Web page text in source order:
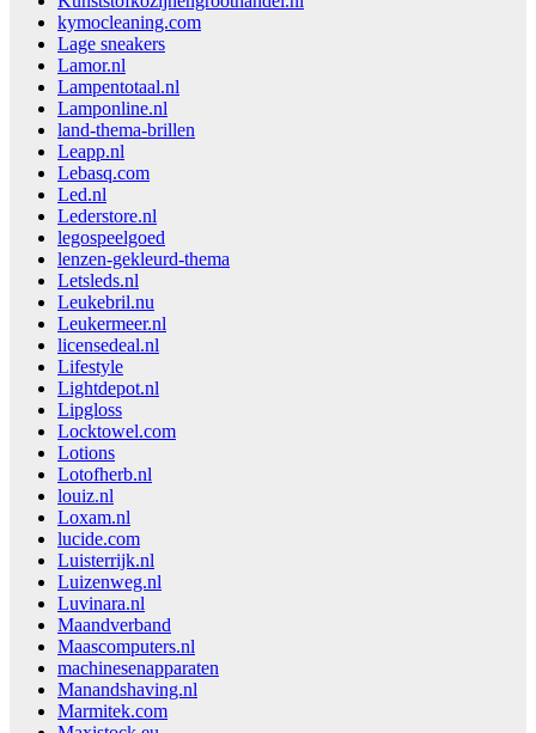
kymocleaning.com
Lage sneakers
Lamor.nl
Lampentotaal.nl
Lamponline.nl
land-thema-brillen
Leapp.nl
Lebasq.com
Led.nl
Lederstore.nl
legospeelgoed
lenzen-gekleurd-thema
Letsleds.nl
Leukebril.nu
Leukermeer.nl
licensedeal.nl
Lifestyle
Lightdepot.nl
Lipgloss
Locktowel.com
Lotions
Lotofherb.nl
louiz.nl
Loxam.nl
lucide.com
Luisterrijk.nl
Luizenweg.nl
Luvinara.nl
Maandverband
Maascomputers.nl
machinesenapparaten
Manandshaving.nl
Marmitek.com